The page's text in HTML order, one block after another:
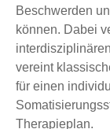
Beschwerden
können. Dabei
vereint
für einen
Therapieplan.